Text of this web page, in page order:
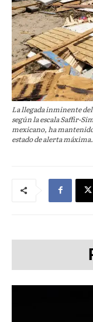
La llegada inminente
según la escala Saffir-
mexicano, ha
estado de alerta máxima.